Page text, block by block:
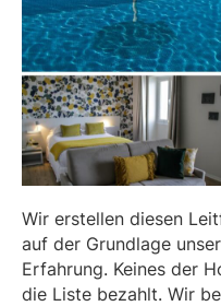
Wir erstellen diesen
auf der Grundlage
Erfahrung. Keines der
die Liste bezahlt. Wir